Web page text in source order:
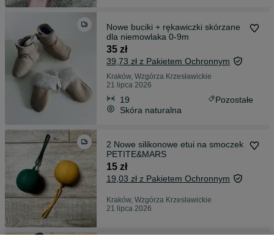
Nowe buciki + rękawiczki skórzane
dla niemowlaka 0-9m
35 zł
39,73 zł z Pakietem Ochronnym
Kraków, Wzgórza Krzesławickie
21 lipca 2026
19
Pozostałe
Skóra naturalna
2 Nowe silikonowe etui na smoczek
PETITE&MARS
15 zł
19,03 zł z Pakietem Ochronnym
Kraków, Wzgórza Krzesławickie
21 lipca 2026